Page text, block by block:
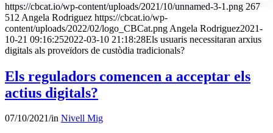
https://cbcat.io/wp-content/uploads/2021/10/unnamed-3-1.png 267
512 Angela Rodriguez https://cbcat.io/wp-
content/uploads/2022/02/logo_CBCat.png Angela Rodriguez2021-
10-21 09:16:252022-03-10 21:18:28Els usuaris necessitaran arxius
digitals als proveïdors de custòdia tradicionals?
Els reguladors comencen a acceptar els
actius digitals?
07/10/2021/in Nivell Mig